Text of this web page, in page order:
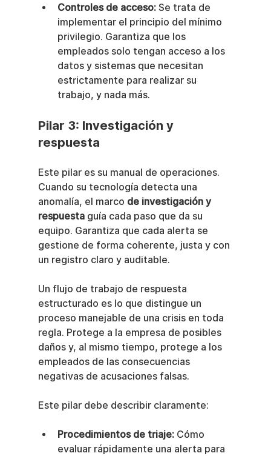
Controles de acceso: Se trata de
implementar el principio del mínimo
privilegio. Garantiza que los
empleados solo tengan acceso a los
datos y sistemas que necesitan
estrictamente para realizar su
trabajo, y nada más.
Pilar 3: Investigación y
respuesta
Este pilar es su manual de operaciones.
Cuando su tecnología detecta una
anomalía, el marco de investigación y
respuesta guía cada paso que da su
equipo. Garantiza que cada alerta se
gestione de forma coherente, justa y con
un registro claro y auditable.
Un flujo de trabajo de respuesta
estructurado es lo que distingue un
proceso manejable de una crisis en toda
regla. Protege a la empresa de posibles
daños y, al mismo tiempo, protege a los
empleados de las consecuencias
negativas de acusaciones falsas.
Este pilar debe describir claramente:
Procedimientos de triaje: Cómo
evaluar rápidamente una alerta para